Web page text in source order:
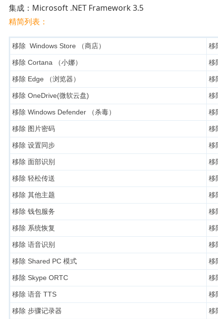
集成：Microsoft .NET Framework 3.5
精简列表：
移除 Windows Store （商店） 移
移除 Cortana （小娜） 移
移除 Edge （浏览器） 移
移除 OneDrive(微软云盘) 移
移除 Windows Defender （杀毒） 移
移除 图片密码 移
移除 设置同步 移
移除 面部识别 移
移除 轻松传送 移
移除 其他主题 移
移除 钱包服务 移
移除 系统恢复 移
移除 语音识别 移
移除 Shared PC 模式 移
移除 Skype ORTC 移
移除 语音 TTS 移
移除 步骤记录器 移